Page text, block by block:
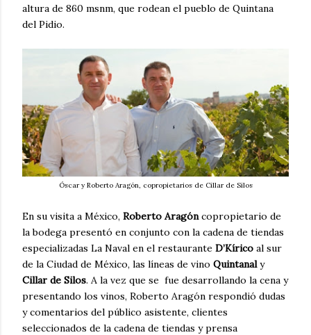
altura de 860 msnm, que rodean el pueblo de Quintana
del Pidio.
Óscar y Roberto Aragón, copropietarios de Cillar de Silos
En su visita a México, Roberto Aragóncopropietario de
la bodega presentó en conjunto con la cadena de tiendas
especializadas La Naval en el restaurante D’Kírico al sur
de la Ciudad de México, las líneas de vino Quintanaly
Cillar de Silos. A la vez que se fue desarrollando la cena y
presentando los vinos, Roberto Aragón respondió dudas
y comentarios del público asistente, clientes
seleccionados de la cadena de tiendas y prensa